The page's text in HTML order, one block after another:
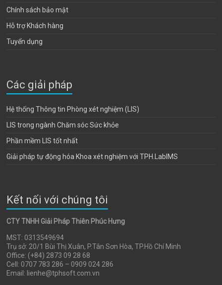
Chính sách bảo mật
Hỗ trợ Khách hàng
Tuyển dụng
Các giải pháp
Hệ thống Thông tin Phòng xét nghiệm (LIS)
LIS trong ngành Chăm sóc Sức khỏe
Phần mềm LIS tốt nhất
Giải pháp tự động hóa Khoa xét nghiệm với TPH.LabIMS
Kết nối với chúng tôi
CTY TNHH Giải Pháp Thiên Phúc Hưng
MST: 0313549694
Trụ sở: 20/1 Bùi Thị Xuân, P.Tân Sơn Hòa, TP.Hồ Chí Minh
Office: (+84) 2873 09 28 68
Cell: 0707 783 286 – 0909 024 286
Email: lienhe@tphsoft.com.vn